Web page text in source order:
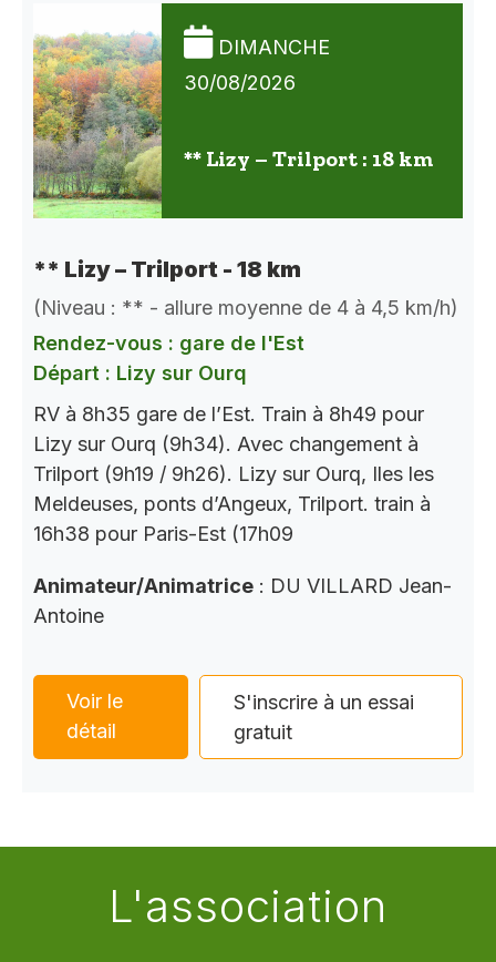
DIMANCHE
30/08/2026
** Lizy – Trilport : 18 km
** Lizy – Trilport - 18 km
(Niveau : ** - allure moyenne de 4 à 4,5 km/h)
Rendez-vous : gare de l'Est
Départ : Lizy sur Ourq
RV à 8h35 gare de l’Est. Train à 8h49 pour
Lizy sur Ourq (9h34). Avec changement à
Trilport (9h19 / 9h26). Lizy sur Ourq, Iles les
Meldeuses, ponts d’Angeux, Trilport. train à
16h38 pour Paris-Est (17h09
Animateur/Animatrice : DU VILLARD Jean-
Antoine
Voir le
détail
S'inscrire à un essai
gratuit
L'association